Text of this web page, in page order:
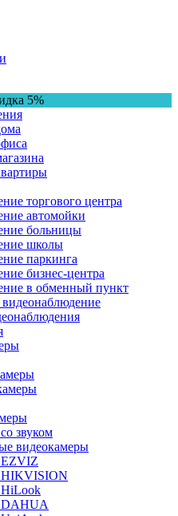
5%
торгового центра
автомойки
больницы
школы
паркинга
бизнес-центра
в обменный пункт
звуком
видеокамеры
DAHUA